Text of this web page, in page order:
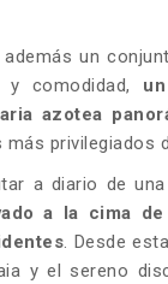
además un
y comodidad,
azotea
privilegiados
a diario de
a la cima
. Desde
y el sereno